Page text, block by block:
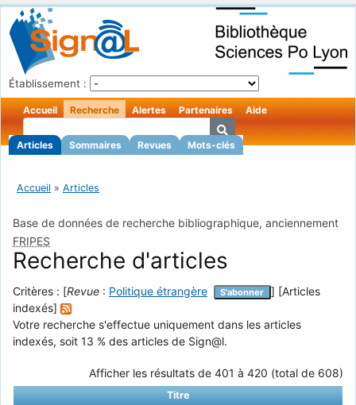
Établissement :
Accueil Recherche
Articles Sommaires Revues Mots-clés
Alertes Partenaires Aide
Accueil » Articles
Base de données de recherche bibliographique, anciennement
FRIPES
Recherche d'articles
Critères : [Revue : Politique étrangère S'abonner
] [Articles
indexés]
Votre recherche s'effectue uniquement dans les articles
indexés, soit 13 % des articles de Sign@l.
Afficher les résultats de 401 à 420 (total de 608)
Titre